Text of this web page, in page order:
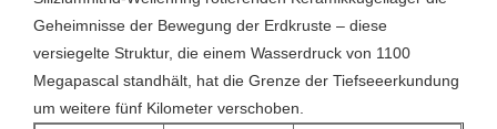
Geheimnisse der Bewegung der Erdkruste – diese
versiegelte Struktur, die einem Wasserdruck von 1100
Megapascal standhält, hat die Grenze der Tiefseeerkundung
um weitere fünf Kilometer verschoben.